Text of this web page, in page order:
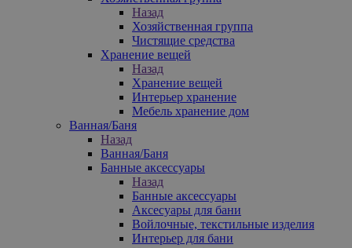
Назад
Хозяйственная группа
Чистящие средства
Хранение вещей
Назад
Хранение вещей
Интерьер хранение
Мебель хранение дом
Ванная/Баня
Назад
Ванная/Баня
Банные аксессуары
Назад
Банные аксессуары
Аксесуары для бани
Войлочные, текстильные изделия
Интерьер для бани